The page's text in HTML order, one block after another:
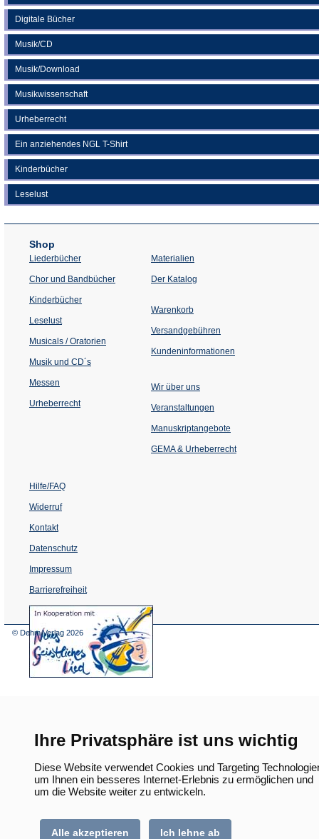
Ihre Privatsphäre ist uns wichtig
Diese Website verwendet Cookies und Targeting
um Ihnen ein besseres Internet-Erlebnis zu ermöglichen und
um die Website weiter zu entwickeln.
Alle akzeptieren Ich lehne ab
Digitale Bücher
Musik/CD
Musik/Download
Musikwissenschaft
Urheberrecht
Ein anziehendes NGL T-Shirt
Kinderbücher
Leselust
Shop
Liederbücher
Chor und Bandbücher
Kinderbücher
Leselust
Musicals / Oratorien
Musik und CD´s
Messen
Urheberrecht
Materialien
Der Katalog
Warenkorb
Versandgebühren
Kundeninformationen
Wir über uns
Veranstaltungen
einem
Tab)
Manuskriptangebote
GEMA & Urheberrecht
Hilfe/FAQ
Widerruf
Kontakt
Datenschutz
Impressum
Barrierefreiheit
(Öffnet
in
© Dehm Verlag 2026